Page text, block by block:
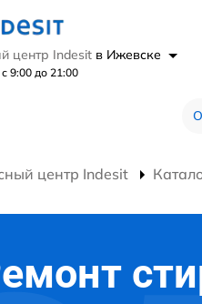
центр Indesit в Ижевске
9:00 до 21:00
центр Indesit